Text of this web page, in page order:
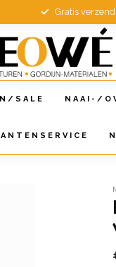
Gratis
SALE NAAI-/